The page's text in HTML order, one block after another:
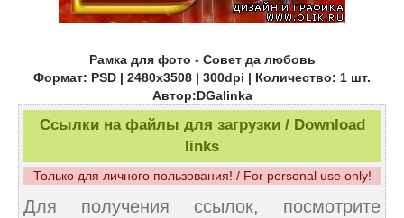
Рамка для фото - Совет да любовь
Формат: PSD | 2480х3508 | 300dpi | Количество: 1 шт.
Автор:DGalinka
Ссылки на файлы для загрузки / Download
links
Только для личного пользования! / For personal use only!
Для получения ссылок, посмотрите